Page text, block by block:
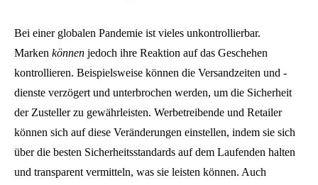
Bei einer globalen Pandemie ist vieles unkontrollierbar.
Marken können jedoch ihre Reaktion auf das Geschehen
kontrollieren. Beispielsweise können die Versandzeiten und -
dienste verzögert und unterbrochen werden, um die Sicherheit
der Zusteller zu gewährleisten. Werbetreibende und Retailer
können sich auf diese Veränderungen einstellen, indem sie sich
über die besten Sicherheitsstandards auf dem Laufenden halten
und transparent vermitteln, was sie leisten können. Auch